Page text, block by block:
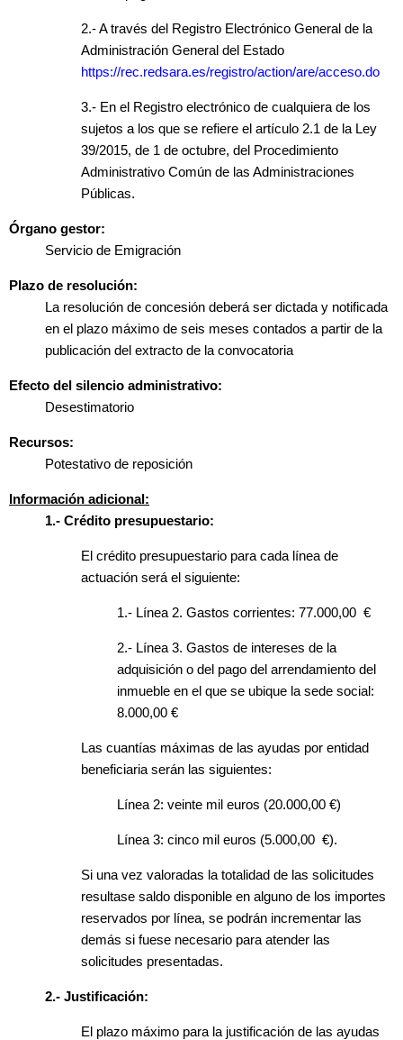
2.- A través del Registro Electrónico General de la
Administración General del Estado
https://rec.redsara.es/registro/action/are/acceso.do
3.- En el Registro electrónico de cualquiera de los
sujetos a los que se refiere el artículo 2.1 de la Ley
39/2015, de 1 de octubre, del Procedimiento
Administrativo Común de las Administraciones
Públicas.
Órgano gestor:
Servicio de Emigración
Plazo de resolución:
La resolución de concesión deberá ser dictada y notificada
en el plazo máximo de seis meses contados a partir de la
publicación del extracto de la convocatoria
Efecto del silencio administrativo:
Desestimatorio
Recursos:
Potestativo de reposición
Información adicional:
1.- Crédito presupuestario:
El crédito presupuestario para cada línea de
actuación será el siguiente:
1.- Línea 2. Gastos corrientes: 77.000,00 €
2.- Línea 3. Gastos de intereses de la
adquisición o del pago del arrendamiento del
inmueble en el que se ubique la sede social:
8.000,00 €
Las cuantías máximas de las ayudas por entidad
beneficiaria serán las siguientes:
Línea 2: veinte mil euros (20.000,00 €)
Línea 3: cinco mil euros (5.000,00 €).
Si una vez valoradas la totalidad de las solicitudes
resultase saldo disponible en alguno de los importes
reservados por línea, se podrán incrementar las
demás si fuese necesario para atender las
solicitudes presentadas.
2.- Justificación:
El plazo máximo para la justificación de las ayudas